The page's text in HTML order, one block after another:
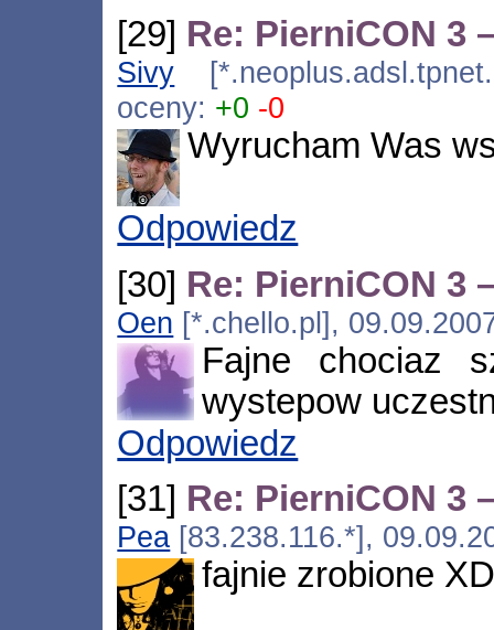
[29] Re: PierniCON 3
Sivy
oceny: +0 -0
Wyrucham Was
Odpowiedz
[30] Re: PierniCON 3
Oen [*.chello.pl],
Fajne chociaz
wystepow
Odpowiedz
[31] Re: PierniCON 3
Pea [83.238.116.*],
fajnie zrobione XD